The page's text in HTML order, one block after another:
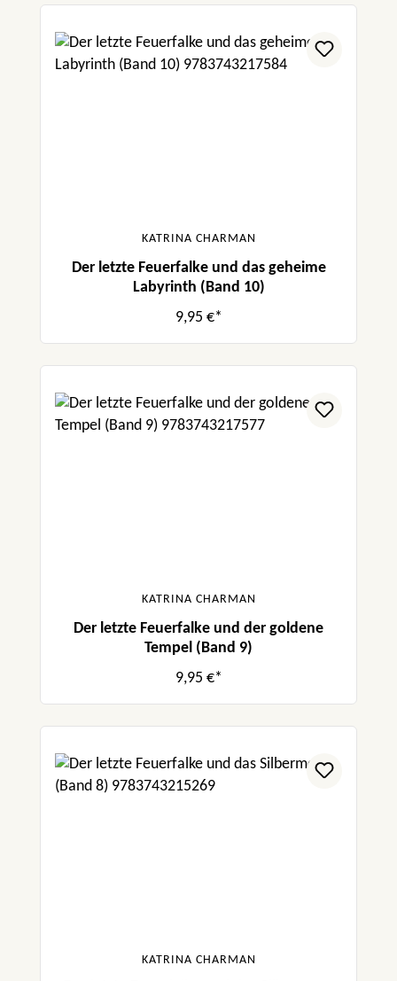
KATRINA CHARMAN
Der letzte Feuerfalke und das geheime
Labyrinth (Band 10)
9,95 €*
KATRINA CHARMAN
Der letzte Feuerfalke und der goldene
Tempel (Band 9)
9,95 €*
KATRINA CHARMAN